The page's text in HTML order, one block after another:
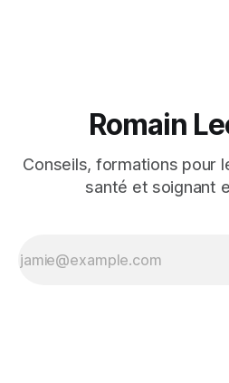
Romain
Conseils, formations pour
santé et soignant